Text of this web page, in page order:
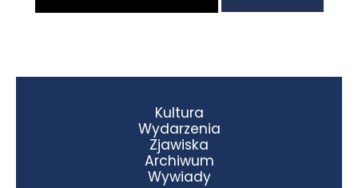
Kultura
Wydarzenia
Zjawiska
Archiwum
Wywiady